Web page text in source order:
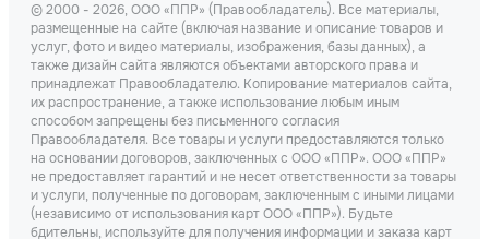
© 2000 - 2026, ООО «ППР» (Правообладатель). Все материалы,
размещенные на сайте (включая название и описание товаров и
услуг, фото и видео материалы, изображения, базы данных), а
также дизайн сайта являются объектами авторского права и
принадлежат Правообладателю. Копирование материалов сайта,
их распространение, а также использование любым иным
способом запрещены без письменного согласия
Правообладателя. Все товары и услуги предоставляются только
на основании договоров, заключенных с ООО «ППР». ООО «ППР»
не предоставляет гарантий и не несет ответственности за товары
и услуги, полученные по договорам, заключенным с иными лицами
(независимо от использования карт ООО «ППР»). Будьте
бдительны, используйте для получения информации и заказа карт